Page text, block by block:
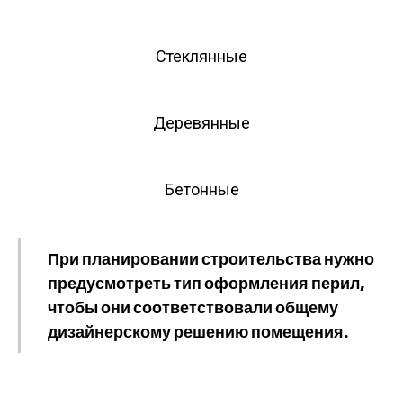
Стеклянные
Деревянные
Бетонные
При планировании строительства нужно
предусмотреть тип оформления перил,
чтобы они соответствовали общему
дизайнерскому решению помещения.